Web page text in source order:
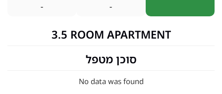
-
-
3.5 ROOM APARTMENT
סוכן מטפל
No data was found